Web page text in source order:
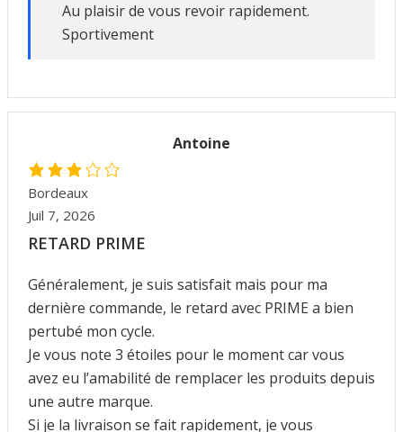
Au plaisir de vous revoir rapidement.
Sportivement
Antoine
Bordeaux
Juil 7, 2026
RETARD PRIME
Généralement, je suis satisfait mais pour ma
dernière commande, le retard avec PRIME a bien
pertubé mon cycle.
Je vous note 3 étoiles pour le moment car vous
avez eu l’amabilité de remplacer les produits depuis
une autre marque.
Si je la livraison se fait rapidement, je vous